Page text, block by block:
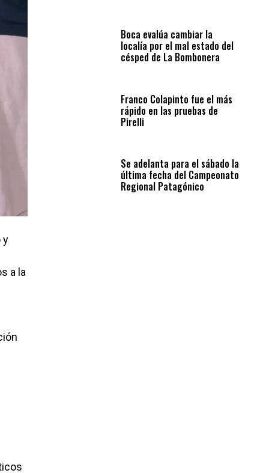
y
a la
Boca evalúa cambiar la
localía por el mal estado del
césped de La Bombonera
Franco Colapinto fue el más
rápido en las pruebas de
Pirelli
Se adelanta para el sábado la
última fecha del Campeonato
Regional Patagónico